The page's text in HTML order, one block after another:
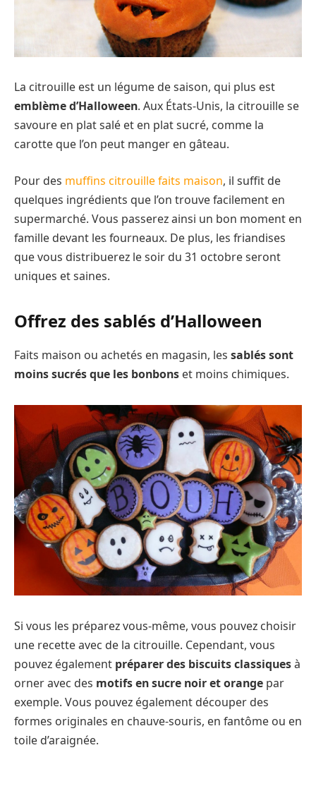
La citrouille est un légume de saison, qui plus est
emblème d’Halloween. Aux États-Unis, la citrouille se
savoure en plat salé et en plat sucré, comme la
carotte que l’on peut manger en gâteau.
Pour des muffins citrouille faits maison, il suffit de
quelques ingrédients que l’on trouve facilement en
supermarché. Vous passerez ainsi un bon moment en
famille devant les fourneaux. De plus, les friandises
que vous distribuerez le soir du 31 octobre seront
uniques et saines.
Offrez des sablés d’Halloween
Faits maison ou achetés en magasin, les sablés sont
moins sucrés que les bonbons et moins chimiques.
Si vous les préparez vous-même, vous pouvez choisir
une recette avec de la citrouille. Cependant, vous
pouvez également préparer des biscuits classiquesà
orner avec des motifs en sucre noir et orange par
exemple. Vous pouvez également découper des
formes originales en chauve-souris, en fantôme ou en
toile d’araignée.